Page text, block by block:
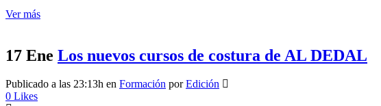
Ver más
17 Ene Los nuevos cursos de costura de AL DEDAL
Publicado a las 23:13h en Formación porEdición
0 Likes